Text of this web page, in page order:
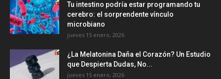
Tu intestino podría estar programando tu
cerebro: el sorprendente vínculo
microbiano
jueves 15 enero, 2026
¿La Melatonina Daña el Corazón? Un Estudio
que Despierta Dudas, No...
jueves 15 enero, 2026